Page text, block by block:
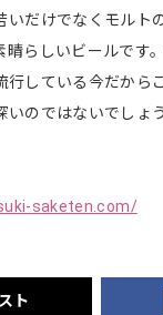
いだけでなくモルト
晴らしいビールです
行している今だから
いのではないでしょ
saketen.com/
ト